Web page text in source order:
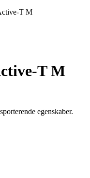
T M
T M
egenskaber.